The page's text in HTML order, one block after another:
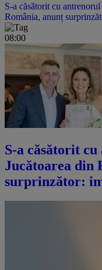
S-a căsătorit cu
România, anunț
08:00
S-a căsătorit
Jucătoarea din
surprinzător: